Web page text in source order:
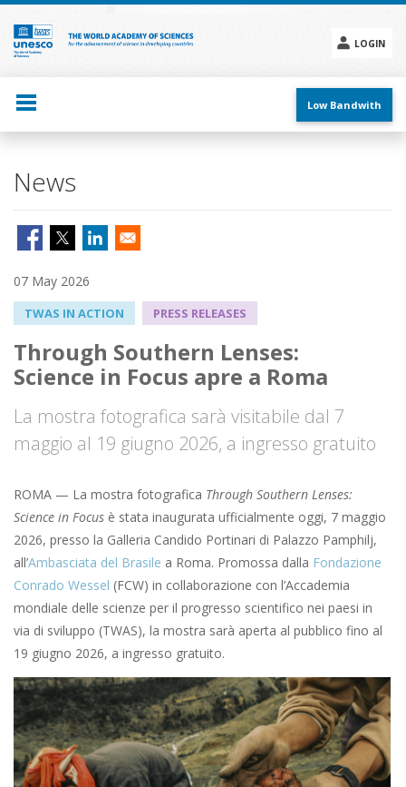
Skip
main
content
LOGIN
menu
Low Bandwith
News
07 May 2026
TWAS IN ACTION PRESS RELEASES
Through Southern Lenses:
Science in Focus apre a Roma
La mostra fotografica sarà visitabile dal 7
maggio al 19 giugno 2026, a ingresso gratuito
ROMA — La mostra fotografica Through Southern Lenses:
Science in Focus è stata inaugurata ufficialmente oggi, 7 maggio
2026, presso la Galleria Candido Portinari di Palazzo Pamphilj,
all’Ambasciata del Brasile a Roma. Promossa dalla Fondazione
Conrado Wessel (FCW) in collaborazione con l’Accademia
mondiale delle scienze per il progresso scientifico nei paesi in
via di sviluppo (TWAS), la mostra sarà aperta al pubblico fino al
19 giugno 2026, a ingresso gratuito.